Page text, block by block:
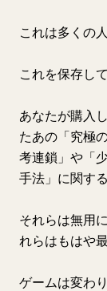
これは多くの
これを保存し
あなたが購入
たあの「究極
考連鎖」や「
手法」に関す
それらは無用
れらはもはや
ゲームは変わ